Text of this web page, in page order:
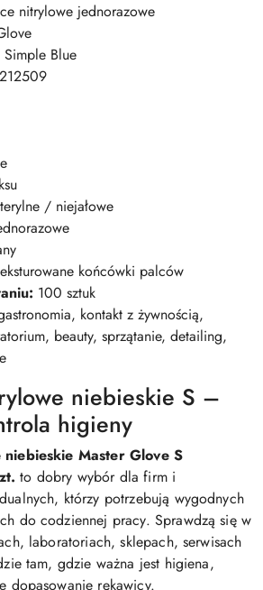
nitrylowe jednorazowe
Blue
/ niejałowe
końcówki palców
100 sztuk
kontakt z żywnością,
beauty, sprzątanie, detailing,
niebieskie S –
higieny
Master Glove S
to dobry wybór dla firm i
którzy potrzebują wygodnych
do codziennej pracy. Sprawdzą się w
laboratoriach, sklepach, serwisach
tam, gdzie ważna jest higiena,
dopasowanie rękawicy.